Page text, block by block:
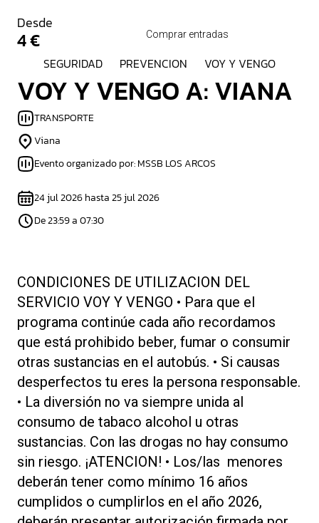
Desde
4 € Comprar entradas
SEGURIDAD PREVENCION VOY Y VENGO
VOY Y VENGO A: VIANA
TRANSPORTE
Viana
Evento organizado por: MSSB LOS ARCOS
24 jul 2026 hasta 25 jul 2026
De 23:59 a 07:30
CONDICIONES DE UTILIZACION DEL
SERVICIO VOY Y VENGO • Para que el
programa continúe cada año recordamos
que está prohibido beber, fumar o consumir
otras sustancias en el autobús. • Si causas
desperfectos tu eres la persona responsable.
• La diversión no va siempre unida al
consumo de tabaco alcohol u otras
sustancias. Con las drogas no hay consumo
sin riesgo. ¡ATENCION! • Los/las menores
deberán tener como mínimo 16 años
cumplidos o cumplirlos en el año 2026,